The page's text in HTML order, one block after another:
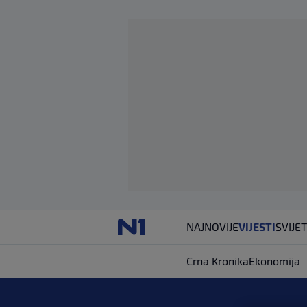
NAJNOVIJEVIJESTISVIJET
Crna KronikaEkonomija